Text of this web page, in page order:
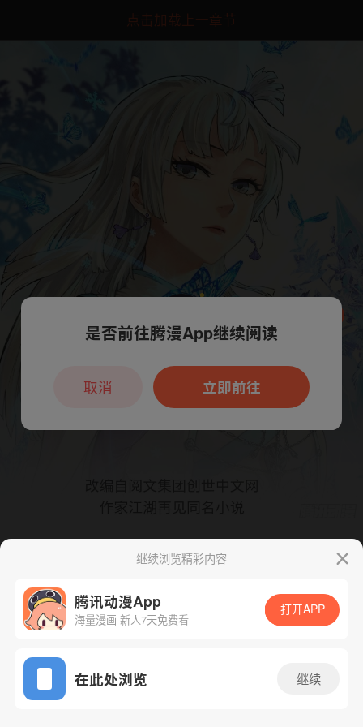
点击加载上一章节
App免费看
腾漫App免费看
继续浏览精彩内容
腾讯动漫App
海量漫画 新人7天免费看
打开APP
在此处浏览 继续
本章节仅支持App阅读，可打开App新用
户7天免费看
是否前往腾漫App继续阅读
立即前往
取消